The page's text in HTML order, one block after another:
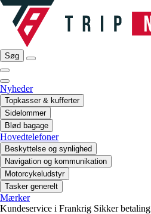
Søg
Nyheder
Topkasser & kufferter
Sidelommer
Blød bagage
Hovedtelefoner
Beskyttelse og synlighed
Navigation og kommunikation
Motorcykeludstyr
Tasker generelt
Mærker
Kundeservice i Frankrig Sikker betaling